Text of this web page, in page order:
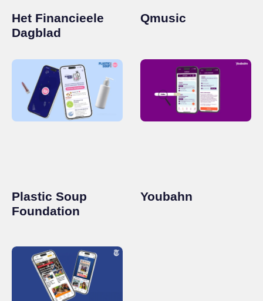
Het Financieele
Dagblad
Qmusic
Plastic Soup
Foundation
Youbahn